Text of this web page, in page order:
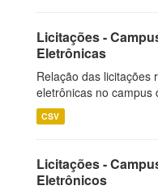
Licitações -
Eletrônicas
Relação das licitações
eletrônicas no campus
CSV
Licitações -
Eletrônicos